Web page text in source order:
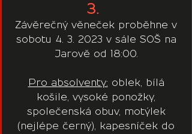
3.
Závěrečný věneček proběhne v
sobotu 4. 3. 2023 v sále SOŠ na
Jarově od 18:00.
Pro absolventy: oblek, bílá
košile, vysoké ponožky,
společenská obuv, motýlek
(nejlépe černý), kapesníček do